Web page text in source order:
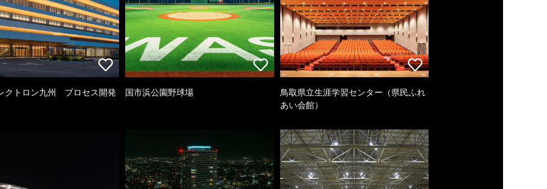
クトロン九州 プロセス開発 国市浜公園野球場
鳥取県立生涯学習センター（県民ふれ
あい会館）